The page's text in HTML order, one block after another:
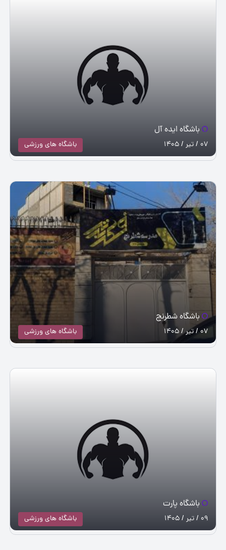
باشگاه ایده آل
باشگاه های ورزشی 07 / تیر / 1405
باشگاه شطرنج
باشگاه های ورزشی 07 / تیر / 1405
باشگاه پارت
باشگاه های ورزشی 09 / تیر / 1405